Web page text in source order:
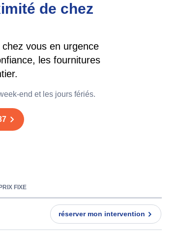
de chez
vous en urgence
les fournitures
end et les jours fériés.
FIXE
réserver mon intervention